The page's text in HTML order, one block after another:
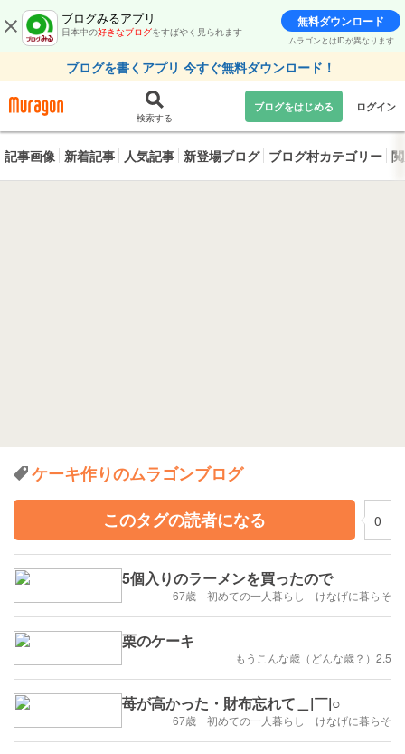
ブログみるアプリ
日本中の好きなブログをすばやく見られます
無料ダウンロード
ムラゴンとはIDが異なります
ブログを書くアプリ 今すぐ無料ダウンロード！
検索する
ブログをはじめる ログイン
記事画像 新着記事 人気記事 新登場ブログ ブログ村カテゴリー
ケーキ作りのムラゴンブログ
このタグの読者になる
0
5個入りのラーメンを買ったので
67歳 初めての一人暮らし けなげに暮らそ
栗のケーキ
もうこんな歳（どんな歳？）2.5
苺が高かった・財布忘れて＿|￣|○
67歳 初めての一人暮らし けなげに暮らそ